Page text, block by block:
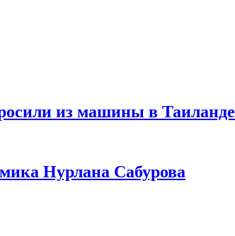
из машины в Таиланде
Нурлана Сабурова